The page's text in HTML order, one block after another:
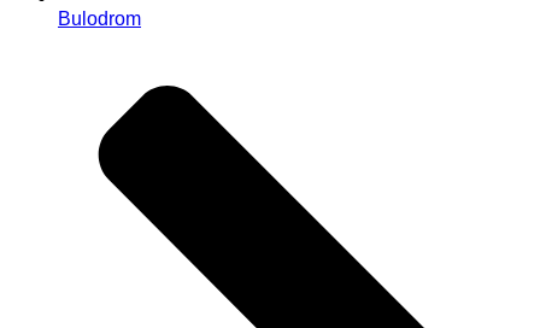
Bulodrom